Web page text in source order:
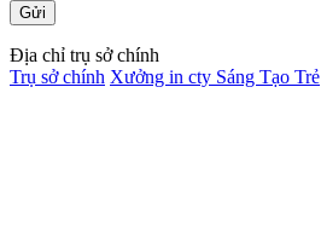
Địa chỉ trụ sở chính
Trụ sở chính Xưởng in cty Sáng Tạo Trẻ